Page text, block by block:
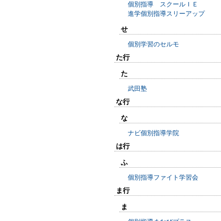
個別指導 スクールＩＥ
進学個別指導スリーアップ
せ
個別学習のセルモ
た行
た
武田塾
な行
な
ナビ個別指導学院
は行
ふ
個別指導ファイト学習会
ま行
ま